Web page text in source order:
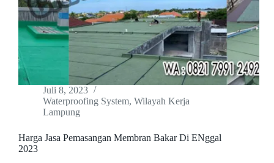
Juli 8, 2023
Waterproofing System, Wilayah Kerja
Lampung
Harga Jasa Pemasangan Membran Bakar Di ENggal
2023